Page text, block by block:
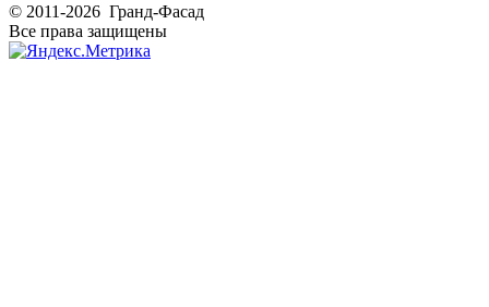
© 2011-2026 Гранд-Фасад
Все права защищены